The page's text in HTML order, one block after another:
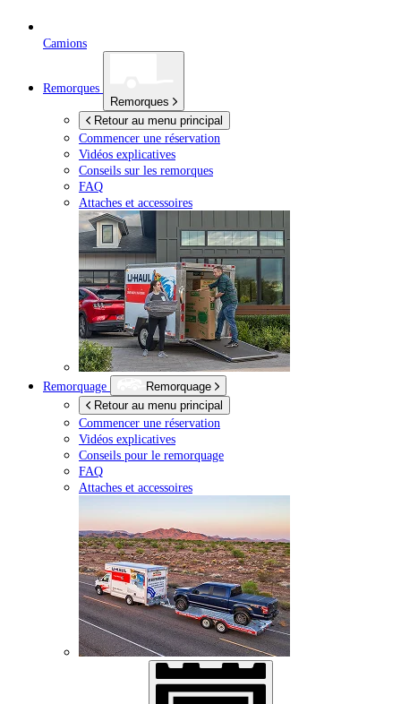
Camions
Remorques
Remorques
Retour au menu principal
Commencer une réservation
Vidéos explicatives
Conseils sur les remorques
FAQ
Attaches et accessoires
Remorquage
Remorquage
Retour au menu principal
Commencer une réservation
Vidéos explicatives
Conseils pour le remorquage
FAQ
Attaches et accessoires